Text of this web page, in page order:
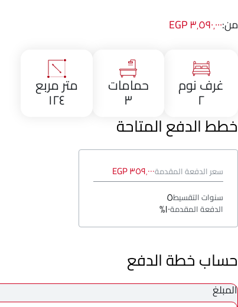
من:٣٬٥٩٠٬٠٠٠ EGP
غرف نوم
٢
حمامات
٣
متر مربع
١٢٤
خطط الدفع المتاحة
سعر الدفعة المقدمة٣٥٩٬٠٠٠ EGP
سنوات التقسيط٥
الدفعة المقدمة١٠%
حساب خطة الدفع
المبلغ